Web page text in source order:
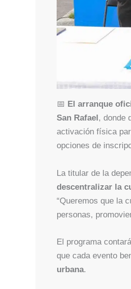
📅 El arranque
San Rafael , donde
activación física
opciones de
La titular de la
descentralizar la
“Queremos que la
personas,
El programa
que cada evento
urbana.